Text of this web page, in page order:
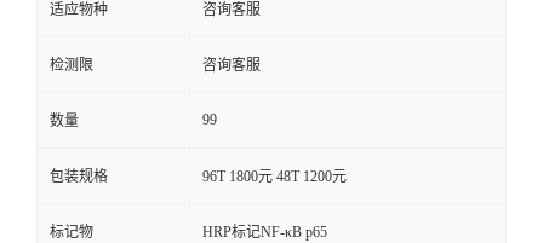
适应物种 咨询客服
检测限 咨询客服
数量 99
包装规格 96T 1800元 48T 1200元
标记物 HRP标记NF-κB p65